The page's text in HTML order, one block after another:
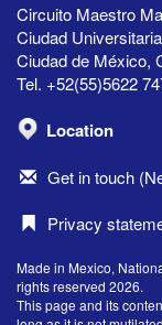
Circuito Maestro
Ciudad
Ciudad de México,
Tel. +52(55)5622
Location
Get in touch
Privacy
Made in Mexico,
rights reserved 2026.
This page and its